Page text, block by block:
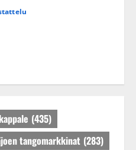
Julkaistu: 27.4.2025 |
(435)
tangomarkkinat (283)